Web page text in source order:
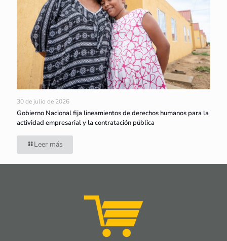
30 de julio de 2026
Gobierno Nacional fija lineamientos de derechos humanos para la
actividad empresarial y la contratación pública
Leer más